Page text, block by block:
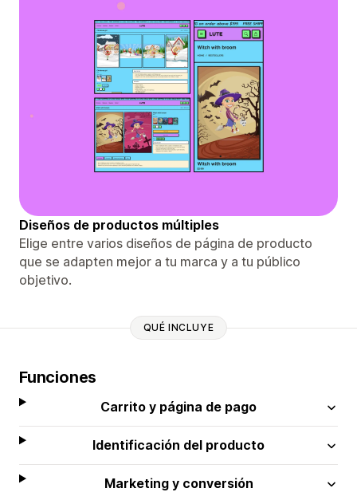
Diseños de productos múltiples
Elige entre varios diseños de página de producto
que se adapten mejor a tu marca y a tu público
objetivo.
QUÉ INCLUYE
Funciones
Carrito y página de pago
Identificación del producto
Marketing y conversión